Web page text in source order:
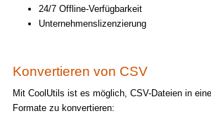
24/7 Offline-Verfügbarkeit
Unternehmenslizenzierung
Konvertieren von CSV
Mit CoolUtils ist es möglich, CSV-Dateien in
Formate zu konvertieren: